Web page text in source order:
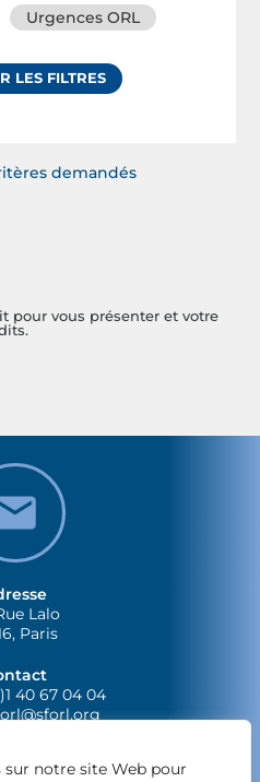
sur notre site Web pour
Urgences ORL
LES FILTRES
demandés
pour vous présenter et votre
Lalo
Paris
40 67 04 04